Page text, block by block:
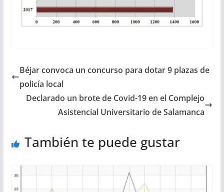
Béjar convoca un concurso para dotar 9 plazas de
policía local
Declarado un brote de Covid-19 en el Complejo
Asistencial Universitario de Salamanca
También te puede gustar